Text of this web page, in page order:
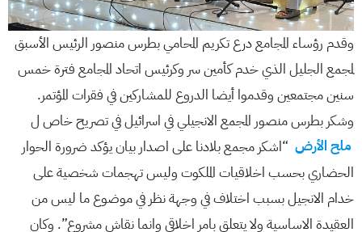
وقدم رؤساء المجامع درع تكريم المحامي بطرس منصور الرئيس الأسبق
لمجمع الجليل الذي خدم كأمين سر وكرئيس اتحاد المجامع فترة خمس
سنين مجتمعين وقدموا أيضا الدروع للمشاركين في فقرات المؤتمر.
وشكر بطرس منصور المجمع الانجيلي في اسرائيل في تصريح خاص ل
ملح الأرض “اشكر مجمع بلادنا على اصدار بيان يؤكد ضرورة الحوار
الحضاري بحسب اخلاقيات الملكوت وليس تهجمات شخصية على
خدام الانجيل بسبب اختلاف في وجهة نظر في موضوع ما ليس من
العقيدة الاساسية ولا يتعلق بامر اخلاقي وانما نقاش مشروع”. وكان